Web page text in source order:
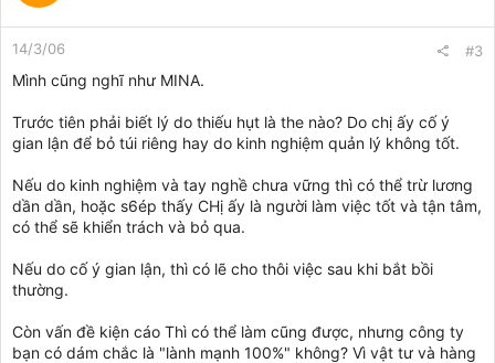
14/3/06 #3
Mình cũng nghĩ như MINA.
Trước tiên phải biết lý do thiếu hụt là the nào? Do chị ấy cố ý
gian lận để bỏ túi riêng hay do kinh nghiệm quản lý không tốt.
Nếu do kinh nghiệm và tay nghề chưa vững thì có thể trừ lương
dần dần, hoặc s6ép thấy CHị ấy là người làm việc tốt và tận tâm,
có thể sẽ khiển trách và bỏ qua.
Nếu do cố ý gian lận, thì có lẽ cho thôi việc sau khi bắt bồi
thường.
Còn vấn đề kiện cáo Thì có thể làm cũng được, nhưng công ty
bạn có dám chắc là "lành mạnh 100%" không? Vì vật tư và hàng